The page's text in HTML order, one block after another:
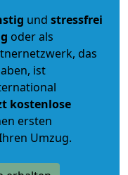
und stressfrei
oder als
das
ist
kostenlose
ersten
Umzug.